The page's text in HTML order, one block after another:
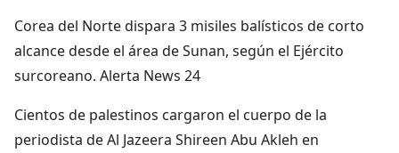
Corea del Norte dispara 3 misiles balísticos de corto
alcance desde el área de Sunan, según el Ejército
surcoreano. Alerta News 24
Cientos de palestinos cargaron el cuerpo de la
periodista de Al Jazeera Shireen Abu Akleh en